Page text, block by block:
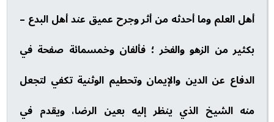
أهل العلم وما أحدثه من أثر وجرح عميق عند أهل البدع –
بكثير من الزهو والفخر ؛ فألفان وخمسمائة صفحة في
الدفاع عن الدين والإيمان وتحطيم الوثنية تكفي لتجعل
منه الشيخ الذي ينظر إليه بعين الرضا، ويقدم في